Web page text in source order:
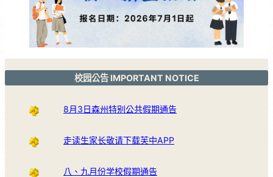
校园公告 IMPORTANT NOTICE
8月3日森州特别公共假期通告
走读生家长敬请下载芙中APP
八、九月份学校假期通告